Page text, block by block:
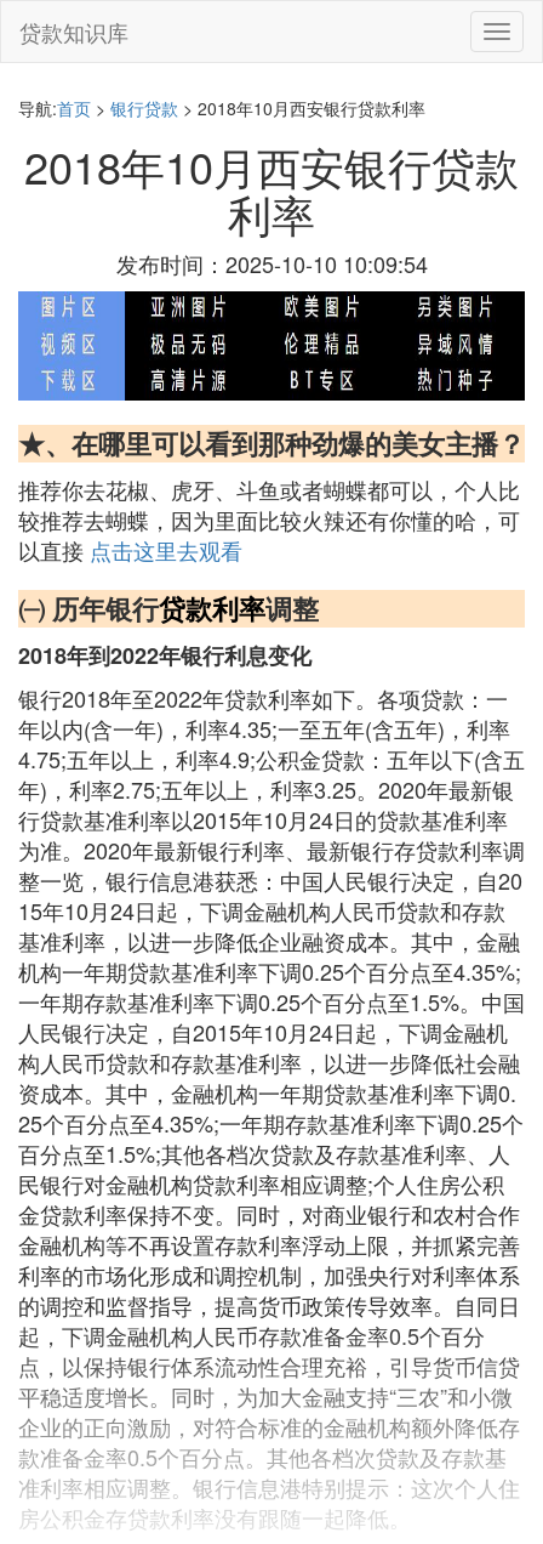
切
换
贷款知识库
导航:首页 > 银行贷款 > 2018年10月西安银行贷款利率
2018年10月西安银行贷款
利率
发布时间：2025-10-10 10:09:54
★、在哪里可以看到那种劲爆的美女主播？
推荐你去花椒、虎牙、斗鱼或者蝴蝶都可以，个人比
较推荐去蝴蝶，因为里面比较火辣还有你懂的哈，可
以直接 点击这里去观看
㈠ 历年银行贷款利率调整
2018年到2022年银行利息变化
银行2018年至2022年贷款利率如下。各项贷款：一
年以内(含一年)，利率4.35;一至五年(含五年)，利率
4.75;五年以上，利率4.9;公积金贷款：五年以下(含五
年)，利率2.75;五年以上，利率3.25。2020年最新银
行贷款基准利率以2015年10月24日的贷款基准利率
为准。2020年最新银行利率、最新银行存贷款利率调
整一览，银行信息港获悉：中国人民银行决定，自20
15年10月24日起，下调金融机构人民币贷款和存款
基准利率，以进一步降低企业融资成本。其中，金融
机构一年期贷款基准利率下调0.25个百分点至4.35%;
一年期存款基准利率下调0.25个百分点至1.5%。中国
人民银行决定，自2015年10月24日起，下调金融机
构人民币贷款和存款基准利率，以进一步降低社会融
资成本。其中，金融机构一年期贷款基准利率下调0.
25个百分点至4.35%;一年期存款基准利率下调0.25个
百分点至1.5%;其他各档次贷款及存款基准利率、人
民银行对金融机构贷款利率相应调整;个人住房公积
金贷款利率保持不变。同时，对商业银行和农村合作
金融机构等不再设置存款利率浮动上限，并抓紧完善
利率的市场化形成和调控机制，加强央行对利率体系
的调控和监督指导，提高货币政策传导效率。自同日
起，下调金融机构人民币存款准备金率0.5个百分
点，以保持银行体系流动性合理充裕，引导货币信贷
平稳适度增长。同时，为加大金融支持“三农”和小微
企业的正向激励，对符合标准的金融机构额外降低存
款准备金率0.5个百分点。其他各档次贷款及存款基
准利率相应调整。银行信息港特别提示：这次个人住
房公积金存贷款利率没有跟随一起降低。